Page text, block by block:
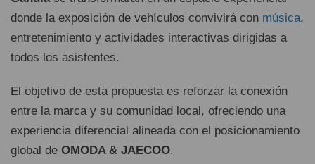
donde la exposición de vehículos convivirá con música,
entretenimiento y actividades interactivas dirigidas a
todos los asistentes.
El objetivo de esta propuesta es reforzar la conexión
entre la marca y su comunidad local, ofreciendo una
experiencia diferencial alineada con el posicionamiento
global de OMODA & JAECOO.